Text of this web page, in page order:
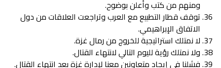
ومنهم من كتب وأعلن بوضوح.
توقف قطار التطبيع مع العرب وتراجعت العلاقات من دول
الاتفاق الإبراهيمي.
لا نمتلك استراتيجية للخروج من رمال غزة.
ولا نمتلك رؤية لليوم التالي لانتهاء القتال.
فشلنا في إيجاد متعاونين معنا لإدارة غزة بعد انتهاء القتال.